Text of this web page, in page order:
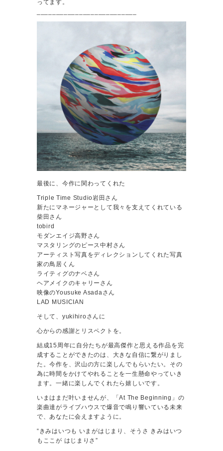
ってます。
最後に、今作に関わってくれた
Triple Time Studio岩田さん
新たにマネージャーとして我々を支えてくれている
柴田さん
tobird
モダンエイジ高野さん
マスタリングのピース中村さん
アーティスト写真をディレクションしてくれた写真
家の鳥居くん
ライティグのナベさん
ヘアメイクのキャリーさん
映像のYousuke Asadaさん
LAD MUSICIAN
そして、yukihiroさんに
心からの感謝とリスペクトを。
結成15周年に自分たちが最高傑作と思える作品を完
成することができたのは、大きな自信に繋がりまし
た。今作を、沢山の方に楽しんでもらいたい。その
為に時間をかけてやれることを一生懸命やっていき
ます。一緒に楽しんでくれたら嬉しいです。
いまはまだ叶いませんが、「At The Beginning」の
楽曲達がライブハウスで爆音で鳴り響いている未来
で、あなたに会えますように。
“きみはいつも いまがはじまり、そうさ きみはいつ
もここが はじまりさ”